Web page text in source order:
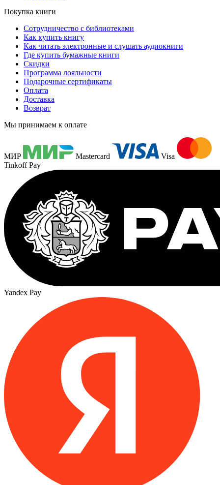
Покупка книги
Сотрудничество с библиотеками
Как купить книгу
Как читать электронные и слушать аудиокниги
Где купить бумажные книги
Скидки
Программа лояльности
Подарочные сертификаты
Оплата
Доставка
Возврат
Мы принимаем к оплате
МИР Mastercard
Visa
Tinkoff Pay
Yandex Pay